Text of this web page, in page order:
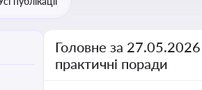
Головне за
практичні поради